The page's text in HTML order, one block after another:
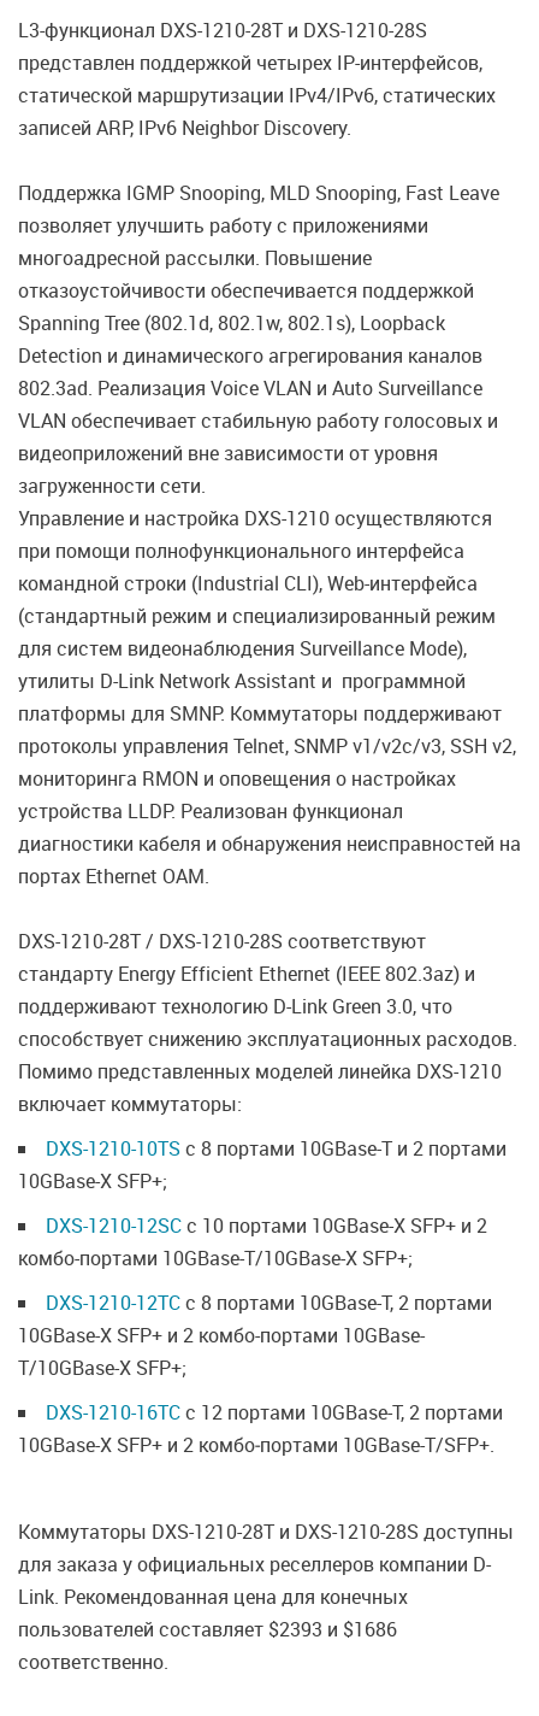
L3-функционал DXS-1210-28T и DXS-1210-28S
представлен поддержкой четырех IP-интерфейсов,
статической маршрутизации IPv4/IPv6, статических
записей ARP, IPv6 Neighbor Discovery.
Поддержка IGMP Snooping, MLD Snooping, Fast Leave
позволяет улучшить работу с приложениями
многоадресной рассылки. Повышение
отказоустойчивости обеспечивается поддержкой
Spanning Tree (802.1d, 802.1w, 802.1s), Loopback
Detection и динамического агрегирования каналов
802.3ad. Реализация Voice VLAN и Auto Surveillance
VLAN обеспечивает стабильную работу голосовых и
видеоприложений вне зависимости от уровня
загруженности сети.
Управление и настройка DXS-1210 осуществляются
при помощи полнофункционального интерфейса
командной строки (Industrial CLI), Web-интерфейса
(стандартный режим и специализированный режим
для систем видеонаблюдения Surveillance Mode),
утилиты D-Link Network Assistant и программной
платформы для SMNP. Коммутаторы поддерживают
протоколы управления Telnet, SNMP v1/v2с/v3, SSH v2,
мониторинга RMON и оповещения о настройках
устройства LLDP. Реализован функционал
диагностики кабеля и обнаружения неисправностей на
портах Ethernet OAM.
DXS-1210-28T / DXS-1210-28S соответствуют
стандарту Energy Efficient Ethernet (IEEE 802.3az) и
поддерживают технологию D-Link Green 3.0, что
способствует снижению эксплуатационных расходов.
Помимо представленных моделей линейка DXS-1210
включает коммутаторы:
DXS-1210-10TS с 8 портами 10GBase-T и 2 портами
10GBase-X SFP+;
DXS-1210-12SCс 10 портами 10GBase-X SFP+ и 2
комбо-портами 10GBase-T/10GBase-X SFP+;
DXS-1210-12TCс 8 портами 10GBase-T, 2 портами
10GBase-X SFP+ и 2 комбо-портами 10GBase-
T/10GBase-X SFP+;
DXS-1210-16TCс 12 портами 10GBase-T, 2 портами
10GBase-X SFP+ и 2 комбо‑портами 10GBase-T/SFP+.
Коммутаторы DXS-1210-28T и DXS-1210-28S доступны
для заказа у официальных реселлеров компании D-
Link. Рекомендованная цена для конечных
пользователей составляет $2393 и $1686
соответственно.